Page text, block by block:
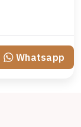
Whatsapp